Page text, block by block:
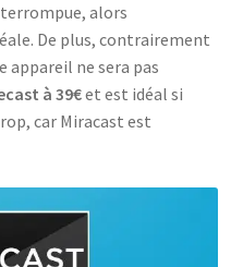
alors
De plus, contrairement
appareil ne sera pas
à 39€et est idéal si
car Miracast est